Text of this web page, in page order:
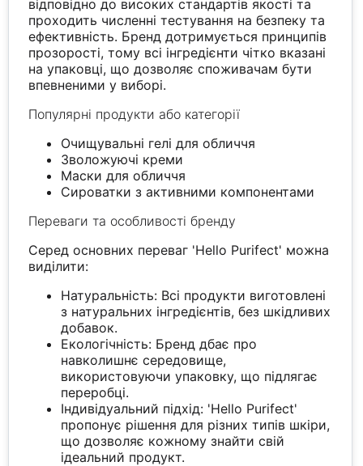
відповідно до високих стандартів якості та
проходить численні тестування на безпеку та
ефективність. Бренд дотримується принципів
прозорості, тому всі інгредієнти чітко вказані
на упаковці, що дозволяє споживачам бути
впевненими у виборі.
Популярні продукти або категорії
Очищувальні гелі для обличчя
Зволожуючі креми
Маски для обличчя
Сироватки з активними компонентами
Переваги та особливості бренду
Серед основних переваг 'Hello Purifect' можна
виділити:
Натуральність: Всі продукти виготовлені
з натуральних інгредієнтів, без шкідливих
добавок.
Екологічність: Бренд дбає про
навколишнє середовище,
використовуючи упаковку, що підлягає
переробці.
Індивідуальний підхід: 'Hello Purifect'
пропонує рішення для різних типів шкіри,
що дозволяє кожному знайти свій
ідеальний продукт.